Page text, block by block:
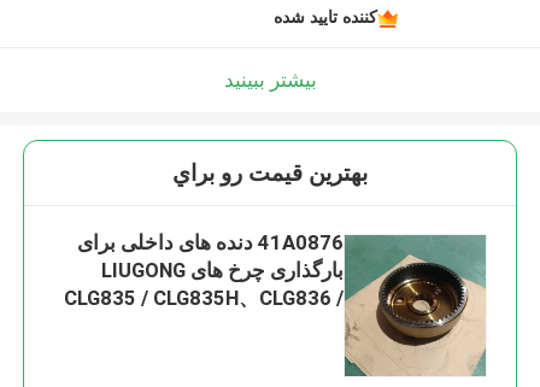
کننده تایید شده
بیشتر ببینید
بهترين قيمت رو براي
41A0876 دنده های داخلی برای
بارگذاری چرخ های LIUGONG
CLG835 / CLG835H、CLG836 /